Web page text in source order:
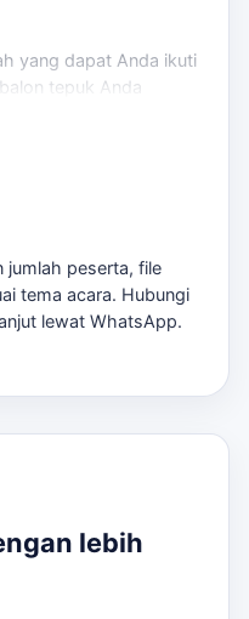
yang dapat Anda ikuti
tepuk Anda
tetap selaras
yang akan hadir.
atau dua sisi.
sesuai dengan
juga untuk
jumlah peserta, file
tema acara. Hubungi
lewat WhatsApp.
lebih